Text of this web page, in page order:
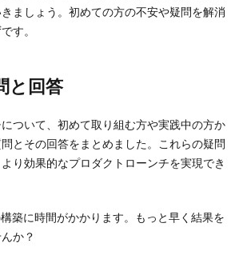
ましょう。初めての方の不安や疑問を解消
す。
と回答
ついて、初めて取り組む方や実践中の方か
とその回答をまとめました。これらの疑問
り効果的なプロダクトローンチを実現でき
築に時間がかかります。もっと早く結果を
か？